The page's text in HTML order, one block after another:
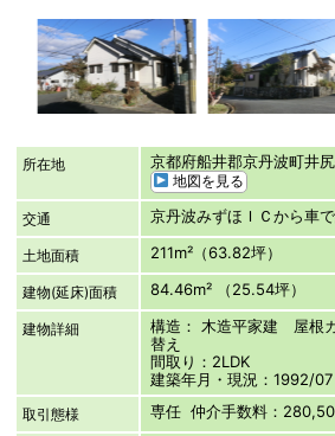
所在地 京都府船井郡京丹波町
地図を見る
交通 京丹波みずほＩＣから車
土地面積 211m²（63.82坪）
建物(延床)面積 84.46m² （25.54坪）
建物詳細
構造： 木造平家建 屋根
替え
間取り：2LDK
建築年月・現況：1992/
取引態様 専任 仲介手数料：